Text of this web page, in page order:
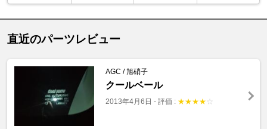
直近のパーツレビュー
AGC / 旭硝子
クールベール
2013年4月6日 - 評価 : ★★★★ ☆